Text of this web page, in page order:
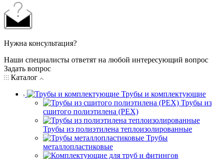
Нужна консультация?
Наши специалисты ответят на любой интересующий вопрос
Задать вопрос
Каталог
Трубы и комплектующие
Трубы из
сшитого полиэтилена (PEX)
Трубы из полиэтилена теплоизолированные
Трубы
металлопластиковые